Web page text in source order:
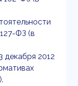
ФЗ (в
декабря 2012